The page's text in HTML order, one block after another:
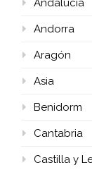
Andalucía
Andorra
Aragón
Asia
Benidorm
Cantabria
Castilla y